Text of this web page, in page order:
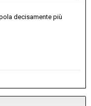
decisamente più